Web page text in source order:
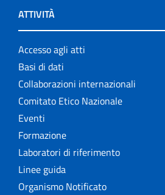
ATTIVITÀ
Accesso agli atti
Basi di dati
Collaborazioni internazionali
Comitato Etico Nazionale
Eventi
Formazione
Laboratori di riferimento
Linee guida
Organismo Notificato